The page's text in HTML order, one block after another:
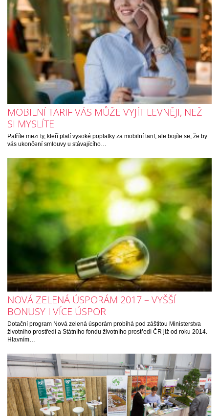
MOBILNÍ TARIF VÁS MŮŽE VYJÍT LEVNĚJI, NEŽ
SI MYSLÍTE
Patříte mezi ty, kteří platí vysoké poplatky za mobilní tarif, ale bojíte se, že by
vás ukončení smlouvy u stávajícího…
NOVÁ ZELENÁ ÚSPORÁM 2017 – VYŠŠÍ
BONUSY I VÍCE ÚSPOR
Dotační program Nová zelená úsporám probíhá pod záštitou Ministerstva
životního prostředí a Státního fondu životního prostředí ČR již od roku 2014.
Hlavním…